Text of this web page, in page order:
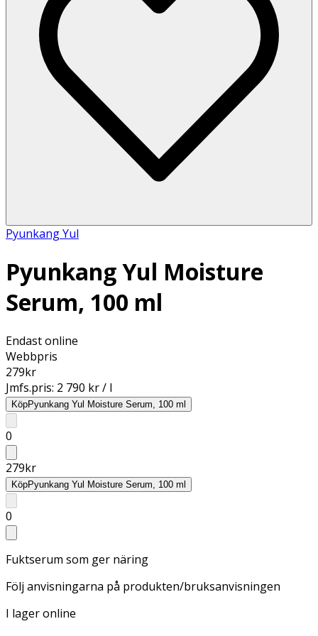
Pyunkang Yul
Pyunkang Yul Moisture
Serum, 100 ml
Endast online
Webbpris
279kr
Jmfs.pris: 2 790 kr / l
KöpPyunkang Yul Moisture Serum, 100 ml
0
279kr
KöpPyunkang Yul Moisture Serum, 100 ml
0
Fuktserum som ger näring
Följ anvisningarna på produkten/bruksanvisningen
I lager online